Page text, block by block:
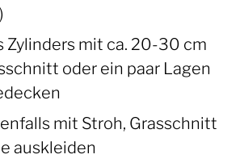
Zylinders mit ca. 20-30 cm
oder ein paar Lagen
mit Stroh, Grasschnitt
auskleiden